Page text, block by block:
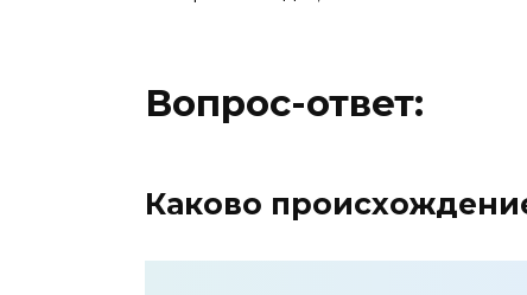
Вопрос-ответ:
Каково